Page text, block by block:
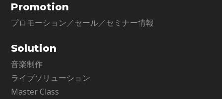
Promotion
プロモーション／セール／セミナー情報
Solution
音楽制作
ライブソリューション
Master Class